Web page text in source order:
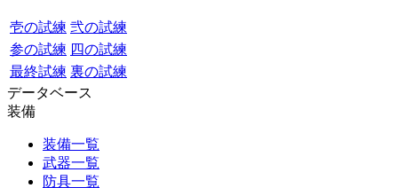
壱の試練 弐の試練
参の試練 四の試練
最終試練 裏の試練
データベース
装備
装備一覧
武器一覧
防具一覧